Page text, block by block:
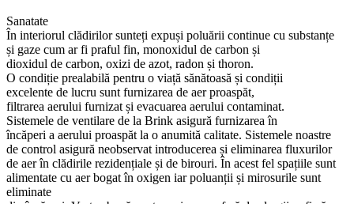
Sanatate
În interiorul clădirilor sunteți expuși poluării continue cu substanțe
și gaze cum ar fi praful fin, monoxidul de carbon și
dioxidul de carbon, oxizi de azot, radon și thoron.
O condiție prealabilă pentru o viață sănătoasă și condiții
excelente de lucru sunt furnizarea de aer proaspăt,
filtrarea aerului furnizat și evacuarea aerului contaminat.
Sistemele de ventilare de la Brink asigură furnizarea în
încăperi a aerului proaspăt la o anumită calitate. Sistemele noastre
de control asigură neobservat introducerea și eliminarea fluxurilor
de aer în clădirile rezidențiale și de birouri. În acest fel spațiile sunt
alimentate cu aer bogat în oxigen iar poluanții și mirosurile sunt
eliminate